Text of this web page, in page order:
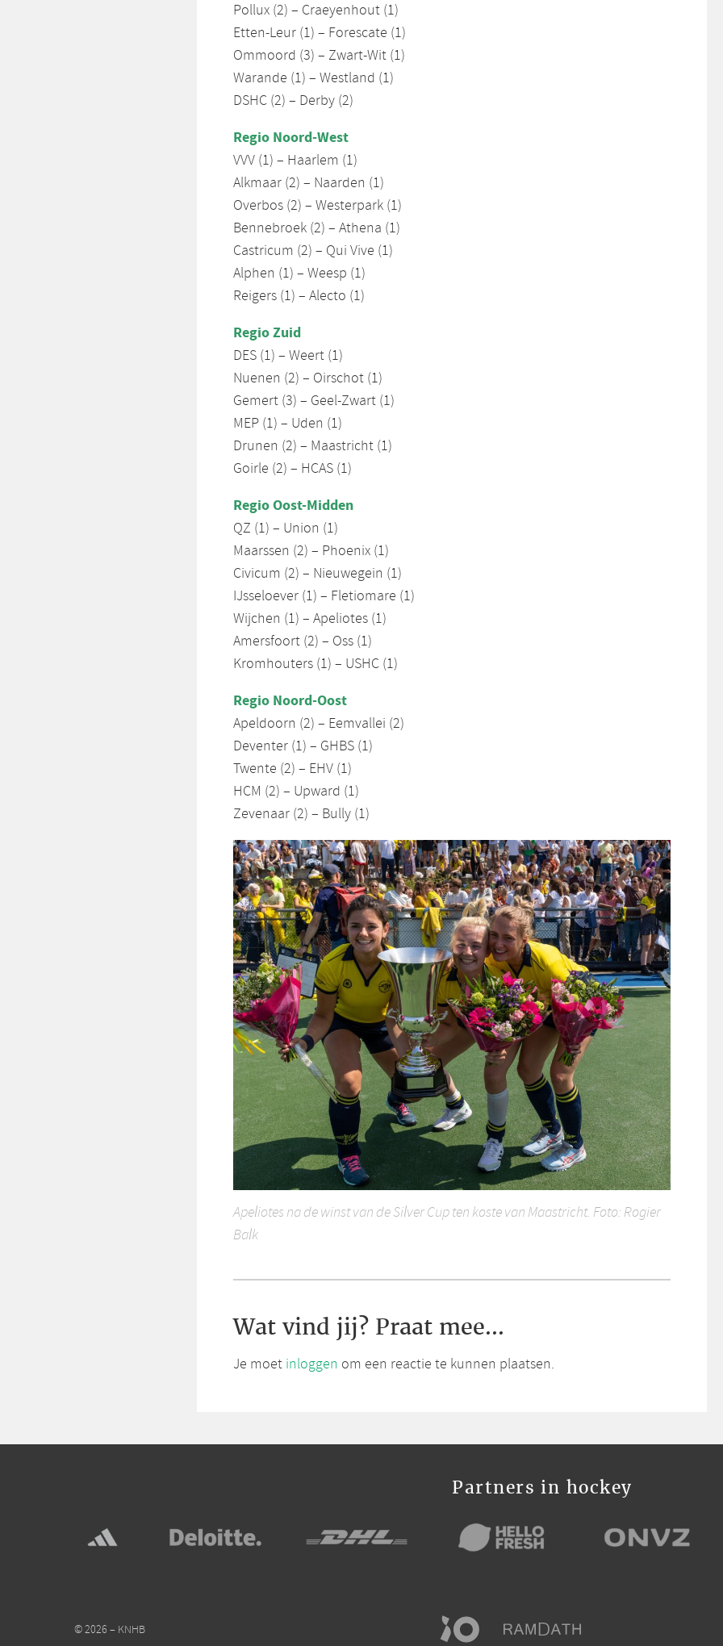
Pollux (2) – Craeyenhout (1)
Etten-Leur (1) – Forescate (1)
Ommoord (3) – Zwart-Wit (1)
Warande (1) – Westland (1)
DSHC (2) – Derby (2)
Regio Noord-West
VVV (1) – Haarlem (1)
Alkmaar (2) – Naarden (1)
Overbos (2) – Westerpark (1)
Bennebroek (2) – Athena (1)
Castricum (2) – Qui Vive (1)
Alphen (1) – Weesp (1)
Reigers (1) – Alecto (1)
Regio Zuid
DES (1) – Weert (1)
Nuenen (2) – Oirschot (1)
Gemert (3) – Geel-Zwart (1)
MEP (1) – Uden (1)
Drunen (2) – Maastricht (1)
Goirle (2) – HCAS (1)
Regio Oost-Midden
QZ (1) – Union (1)
Maarssen (2) – Phoenix (1)
Civicum (2) – Nieuwegein (1)
IJsseloever (1) – Fletiomare (1)
Wijchen (1) – Apeliotes (1)
Amersfoort (2) – Oss (1)
Kromhouters (1) – USHC (1)
Regio Noord-Oost
Apeldoorn (2) – Eemvallei (2)
Deventer (1) – GHBS (1)
Twente (2) – EHV (1)
HCM (2) – Upward (1)
Zevenaar (2) – Bully (1)
Apeliotes na de winst van de Silver Cup ten koste van Maastricht. Foto: Rogier
Balk
Wat vind jij? Praat mee...
Je moet inloggen om een reactie te kunnen plaatsen.
Partners in hockey
© 2026 – KNHB